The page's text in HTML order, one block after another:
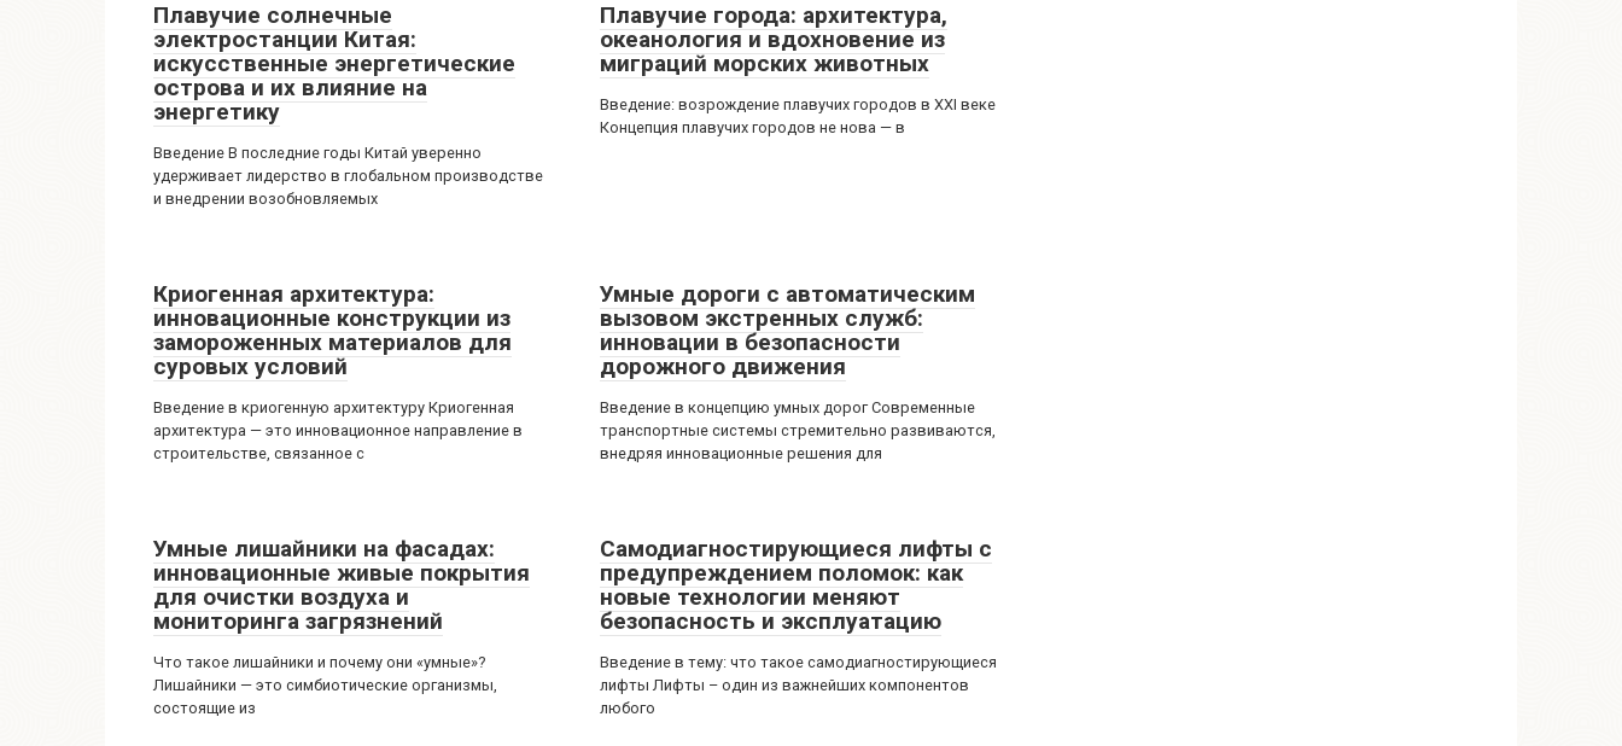
Плавучие солнечные
электростанции Китая:
искусственные энергетические
острова и их влияние на
энергетику
Введение В последние годы Китай уверенно
удерживает лидерство в глобальном производстве
и внедрении возобновляемых
Плавучие города: архитектура,
океанология и вдохновение из
миграций морских животных
Введение: возрождение плавучих городов в XXI веке
Концепция плавучих городов не нова — в
Криогенная архитектура:
инновационные конструкции из
замороженных материалов для
суровых условий
Введение в криогенную архитектуру Криогенная
архитектура — это инновационное направление в
строительстве, связанное с
Умные дороги с автоматическим
вызовом экстренных служб:
инновации в безопасности
дорожного движения
Введение в концепцию умных дорог Современные
транспортные системы стремительно развиваются,
внедряя инновационные решения для
Умные лишайники на фасадах:
инновационные живые покрытия
для очистки воздуха и
мониторинга загрязнений
Что такое лишайники и почему они «умные»?
Лишайники — это симбиотические организмы,
состоящие из
Самодиагностирующиеся лифты с
предупреждением поломок: как
новые технологии меняют
безопасность и эксплуатацию
Введение в тему: что такое самодиагностирующиеся
лифты Лифты – один из важнейших компонентов
любого